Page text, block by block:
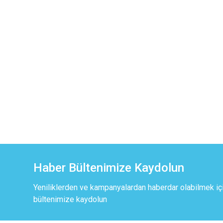
Haber Bültenimize Kaydolun
Yeniliklerden ve kampanyalardan haberdar olabilmek
bültenimize kaydolun